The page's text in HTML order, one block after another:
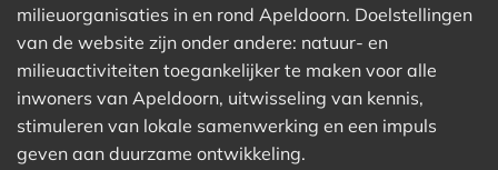
milieuorganisaties in en rond Apeldoorn. Doelstellingen
van de website zijn onder andere: natuur- en
milieuactiviteiten toegankelijker te maken voor alle
inwoners van Apeldoorn, uitwisseling van kennis,
stimuleren van lokale samenwerking en een impuls
geven aan duurzame ontwikkeling.